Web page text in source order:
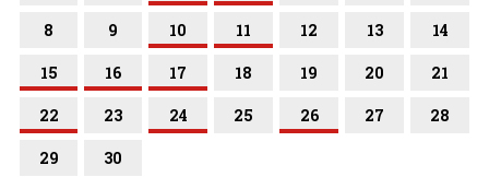
8 9 10 11 12 13 14
15 16 17 18 19 20 21
22 23 24 25 26 27 28
29 30